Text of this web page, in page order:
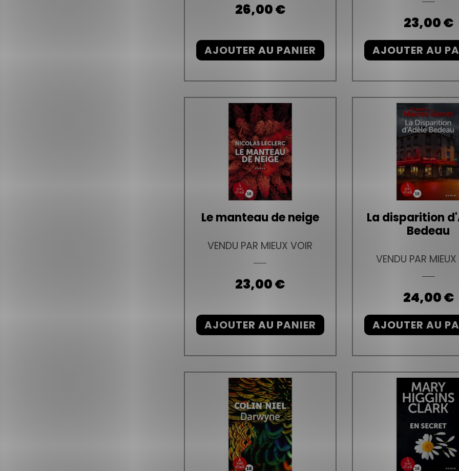
Prix
26,00 €
AJOUTER AU PANIER
Prix
23,00 €
AJOUTER AU
Le manteau de neige
VENDU PAR MIEUX VOIR
Prix
23,00 €
AJOUTER AU PANIER
La disparition
Bedeau
VENDU PAR
Prix
24,00 €
AJOUTER AU